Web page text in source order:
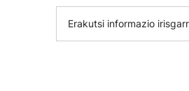
Erakutsi informazio